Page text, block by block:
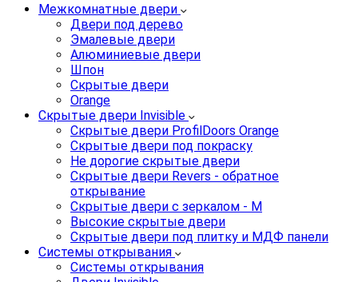
Межкомнатные двери
Двери под дерево
Эмалевые двери
Алюминиевые двери
Шпон
Скрытые двери
Orange
Скрытые двери Invisible
Скрытые двери ProfilDoors Orange
Скрытые двери под покраску
Не дорогие скрытые двери
Скрытые двери Revers - обратное
открывание
Скрытые двери с зеркалом - M
Высокие скрытые двери
Скрытые двери под плитку и МДФ панели
Системы открывания
Системы открывания